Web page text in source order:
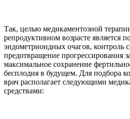
Так, целью медикаментозной
репродуктивном возрасте является
эндометриоидных очагов, контроль
предотвращение прогрессирования
максимальное сохранение
бесплодия в будущем. Для подбора
врач располагает следующими
средствами: